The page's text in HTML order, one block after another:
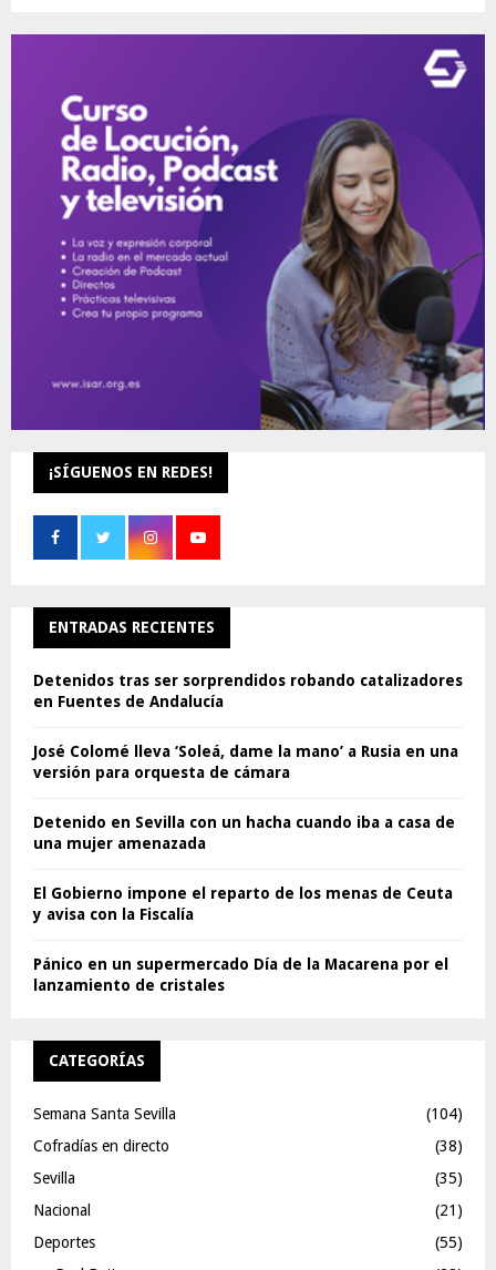
E
¡SÍGUENOS EN REDES!
ENTRADAS RECIENTES
Detenidos tras ser sorprendidos robando catalizadores
en Fuentes de Andalucía
José Colomé lleva ‘Soleá, dame la mano’ a Rusia en una
versión para orquesta de cámara
Detenido en Sevilla con un hacha cuando iba a casa de
una mujer amenazada
El Gobierno impone el reparto de los menas de Ceuta
y avisa con la Fiscalía
Pánico en un supermercado Día de la Macarena por el
lanzamiento de cristales
CATEGORÍAS
Semana Santa Sevilla
(104)
Cofradías en directo
(38)
Sevilla
(35)
Nacional
(21)
Deportes
(55)